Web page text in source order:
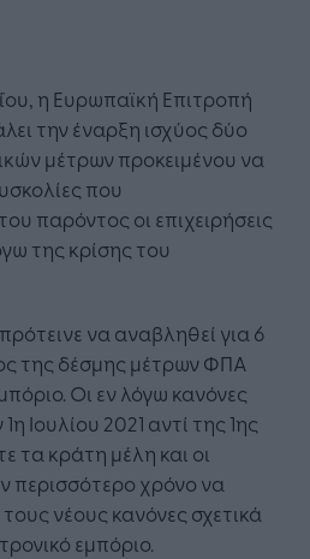
η Ευρωπαϊκή Επιτροπή
την έναρξη ισχύος δύο
μέτρων προκειμένου να
που
παρόντος οι επιχειρήσεις
της κρίσης του
να αναβληθεί για 6
της δέσμης μέτρων ΦΠΑ
Οι εν λόγω κανόνες
Ιουλίου 2021 αντί της 1ης
τα κράτη μέλη και οι
περισσότερο χρόνο να
νέους κανόνες σχετικά
εμπόριο.